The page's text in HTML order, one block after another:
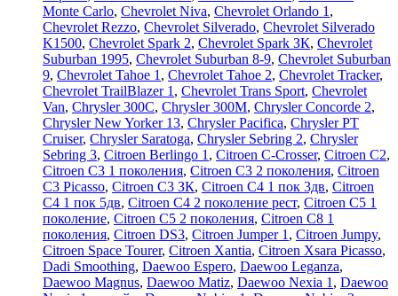
Monte Carlo, Chevrolet Niva, Chevrolet Orlando 1 ,
Chevrolet Rezzo, Chevrolet Silverado, Chevrolet Silverado
K1500, Chevrolet Spark 2, Chevrolet Spark ЗК, Chevrolet
Suburban 1995, Chevrolet Suburban 8-9, Chevrolet Suburban
9, Chevrolet Tahoe 1 , Chevrolet Tahoe 2, Chevrolet Tracker,
Chevrolet TrailBlazer 1 , Chevrolet Trans Sport, Chevrolet
Van, Chrysler 300C, Chrysler 300M, Chrysler Concorde 2,
Chrysler New Yorker 13, Chrysler Pacifica, Chrysler PT
Cruiser, Chrysler Saratoga, Chrysler Sebring 2, Chrysler
Sebring 3, Citroen Berlingo 1 , Citroen C-Crosser, Citroen C2,
Citroen C3 1 поколения, Citroen C3 2 поколения, Citroen
C3 Picasso, Citroen C3 ЗК, Citroen C4 1 пок 3дв, Citroen
C4 1 пок 5дв, Citroen C4 2 поколение рест, Citroen C5 1
поколение, Citroen C5 2 поколения, Citroen C8 1
поколения, Citroen DS3, Citroen Jumper 1 , Citroen Jumpy,
Citroen Space Tourer, Citroen Xantia, Citroen Xsara Picasso,
Dadi Smoothing, Daewoo Espero, Daewoo Leganza,
Daewoo Magnus, Daewoo Matiz, Daewoo Nexia 1 , Daewoo